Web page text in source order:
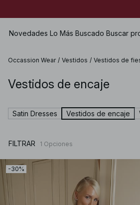
Novedades Lo Más Buscado Buscar
Ver todo
Tops
Camisas & Blusas
Abrigos & Chaquetas
Pantalones
Ver todo
Joyería
Cinturones
Pañuelos
Accesorios para el pelo
Ver todo
Heels
Botas
Occassion Wear / Vestidos / Vestidos de
Vestidos de encaje
Satin Dresses Vestidos de encaje
FILTRAR 1 Opciones
-30%